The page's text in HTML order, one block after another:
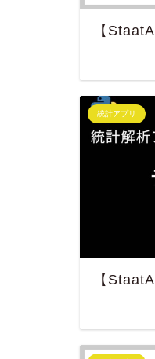
【
統計アプリ
【